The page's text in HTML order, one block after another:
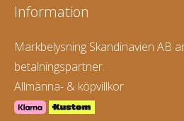
Information
Markbelysning Skandinavien AB
betalningspartner.
Allmänna- & köpvillkor